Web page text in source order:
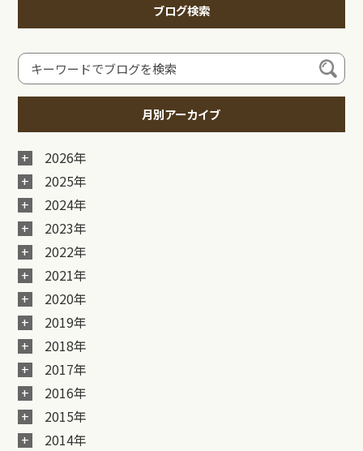
ブログ検索
月別アーカイブ
2026年
2025年
2024年
2023年
2022年
2021年
2020年
2019年
2018年
2017年
2016年
2015年
2014年